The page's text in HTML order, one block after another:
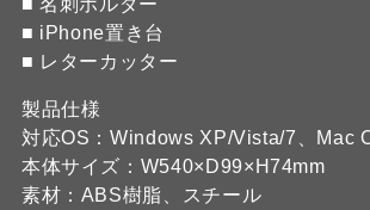
■ iPhone置き台
■ レターカッター
製品仕様
対応OS：Windows XP/Vista/7、Mac
本体サイズ：W540×D99×H74mm
素材：ABS樹脂、スチール